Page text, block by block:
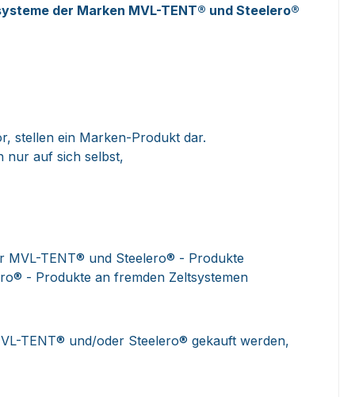
der Marken MVL-TENT® und Steelero®
stellen ein Marken-Produkt dar.
nur auf sich selbst,
MVL-TENT® und Steelero® - Produkte
- Produkte an fremden Zeltsystemen
TENT® und/oder Steelero® gekauft werden,